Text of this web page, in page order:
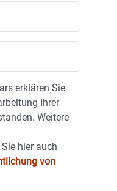
erklären Sie
Ihrer
Weitere
hier auch
von